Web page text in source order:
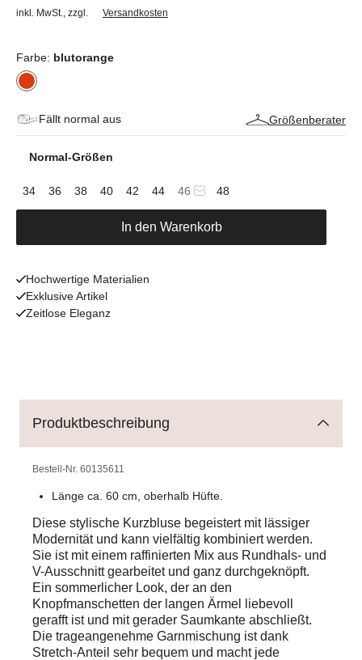
inkl. MwSt. zzgl. Versandkosten
Farbe: blutorange
Fällt normal aus Größenberater
Normal-Größen
34 36 38 40 42 44 46 48
In den Warenkorb
Hochwertige Materialien
Exklusive Artikel
Zeitlose Eleganz
Produktbeschreibung
Bestell-Nr. 60135611
Länge ca. 60 cm, oberhalb Hüfte.
Diese stylische Kurzbluse begeistert mit lässiger
Modernität und kann vielfältig kombiniert werden.
Sie ist mit einem raffinierten Mix aus Rundhals- und
V-Ausschnitt gearbeitet und ganz durchgeknöpft.
Ein sommerlicher Look, der an den
Knopfmanschetten der langen Ärmel liebevoll
gerafft ist und mit gerader Saumkante abschließt.
Die trageangenehme Garnmischung ist dank
Stretch-Anteil sehr bequem und macht jede